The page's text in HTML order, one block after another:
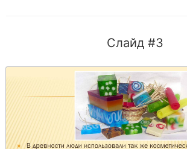
Слайд #3